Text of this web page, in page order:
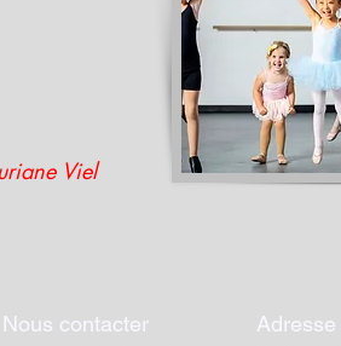
Viel
Nous contacter Adresse